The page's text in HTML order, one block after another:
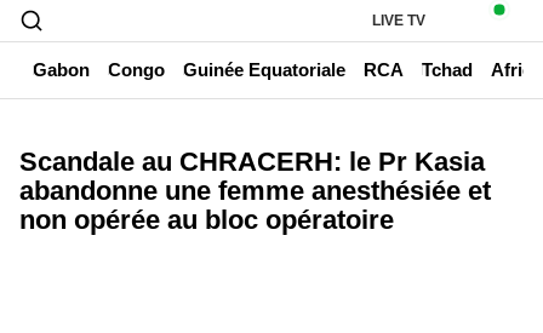
LIVE TV
Gabon Congo Guinée Equatoriale RCA Tchad
Scandale au CHRACERH: le Pr Kasia
abandonne une femme anesthésiée et
non opérée au bloc opératoire